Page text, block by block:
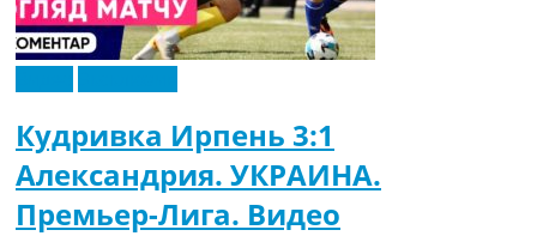
Кудривка Ирпень 3:1
Александрия. УКРАИНА.
Премьер-Лига. Видео